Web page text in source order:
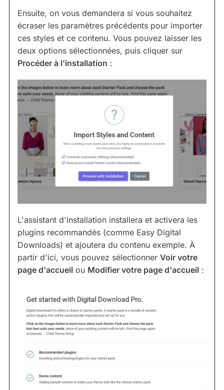
Ensuite, on vous demandera si vous souhaitez
écraser les paramètres précédents pour importer
ces styles et ce contenu. Vous pouvez laisser les
deux options sélectionnées, puis cliquer sur
Procéder à l'installation :
L'assistant d'installation installera et activera les
plugins recommandés (comme Easy Digital
Downloads) et ajoutera du contenu exemple. À
partir d'ici, vous pouvez sélectionner Voir votre
page d'accueil ou Modifier votre page d'accueil :